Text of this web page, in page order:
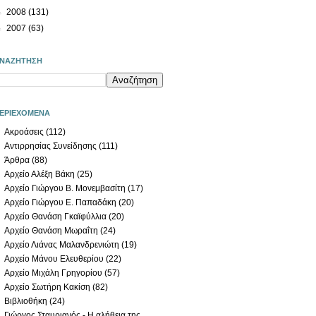
2008 (131)
2007 (63)
Ακροάσεις (112)
Αντιρρησίας Συνείδησης (111)
Άρθρα (88)
Αρχείο Αλέξη Βάκη (25)
Αρχείο Γιώργου Β. Μονεμβασίτη (17)
Αρχείο Γιώργου Ε. Παπαδάκη (20)
Αρχείο Θανάση Γκαϊφύλλια (20)
Αρχείο Θανάση Μωραΐτη (24)
Αρχείο Λιάνας Μαλανδρενιώτη (19)
Αρχείο Μάνου Ελευθερίου (22)
Αρχείο Μιχάλη Γρηγορίου (57)
Αρχείο Σωτήρη Κακίση (82)
Βιβλιοθήκη (24)